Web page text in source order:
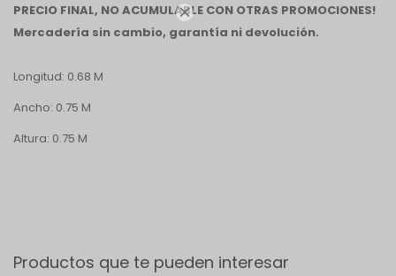

PRECIO FINAL, NO ACUMULABLE CON OTRAS PROMOCIONES!
Mercadería sin cambio, garantía ni devolución.
Longitud: 0.68 M
Ancho: 0.75 M
Altura: 0.75 M
Productos que te pueden interesar